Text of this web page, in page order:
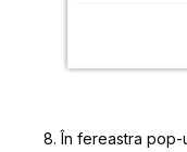
În fereastra pop-